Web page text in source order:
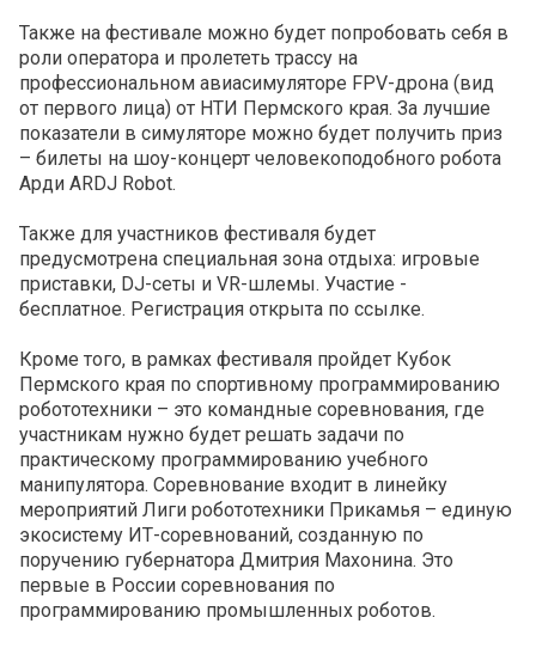
Также на фестивале можно будет попробовать себя в
роли оператора и пролететь трассу на
профессиональном авиасимуляторе FPV-дрона (вид
от первого лица) от НТИ Пермского края. За лучшие
показатели в симуляторе можно будет получить приз
– билеты на шоу-концерт человекоподобного робота
Арди ARDJ Robot.
Также для участников фестиваля будет
предусмотрена специальная зона отдыха: игровые
приставки, DJ-сеты и VR-шлемы. Участие -
бесплатное. Регистрация открыта по ссылке.
Кроме того, в рамках фестиваля пройдет Кубок
Пермского края по спортивному программированию
робототехники – это командные соревнования, где
участникам нужно будет решать задачи по
практическому программированию учебного
манипулятора. Соревнование входит в линейку
мероприятий Лиги робототехники Прикамья – единую
экосистему ИТ-соревнований, созданную по
поручению губернатора Дмитрия Махонина. Это
первые в России соревнования по
программированию промышленных роботов.